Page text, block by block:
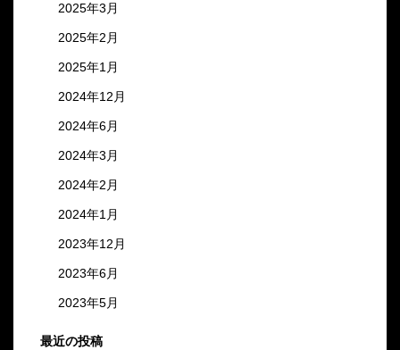
2025年3月
2025年2月
2025年1月
2024年12月
2024年6月
2024年3月
2024年2月
2024年1月
2023年12月
2023年6月
2023年5月
最近の投稿